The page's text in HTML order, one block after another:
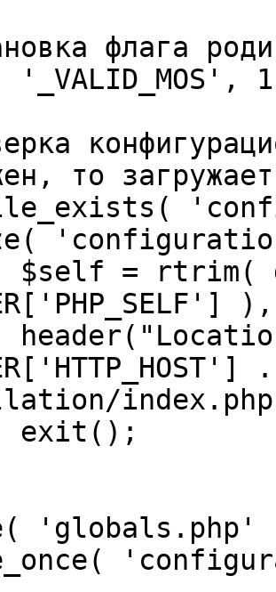
флага
'_VALID_MOS',
то